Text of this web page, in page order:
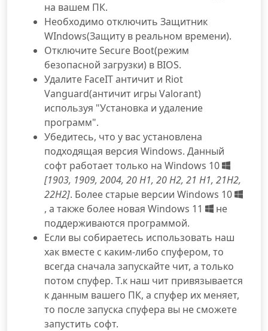
на вашем ПК.
Необходимо отключить Защитник
WIndows(Защиту в реальном времени).
Отключите Secure Boot(режим
безопасной загрузки) в BIOS.
Удалите FaceIT античит и Riot
Vanguard(античит игры Valorant)
используя "Установка и удаление
программ".
Убедитесь, что у вас установлена
подходящая версия Windows. Данный
софт работает только на Windows 10
[1903, 1909, 2004, 20 H1, 20 H2, 21 H1, 21H2,
22H2]. Более старые версии Windows 10
, а также более новая Windows 11
не
поддерживаются программой.
Если вы собираетесь использовать наш
хак вместе с каким-либо спуфером, то
всегда сначала запускайте чит, а только
потом спуфер. Т.к наш чит привязывается
к данным вашего ПК, а спуфер их меняет,
то после запуска спуфера вы не сможете
запустить софт.